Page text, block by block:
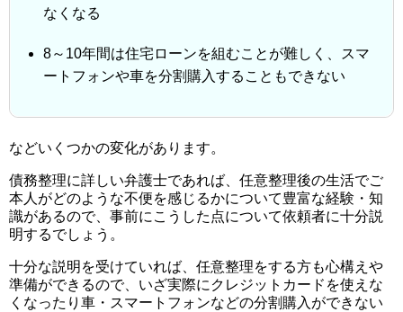
なくなる
8～10年間は住宅ローンを組むことが難しく、スマ
ートフォンや車を分割購入することもできない
などいくつかの変化があります。
債務整理に詳しい弁護士であれば、任意整理後の生活でご
本人がどのような不便を感じるかについて豊富な経験・知
識があるので、事前にこうした点について依頼者に十分説
明するでしょう。
十分な説明を受けていれば、任意整理をする方も心構えや
準備ができるので、いざ実際にクレジットカードを使えな
くなったり車・スマートフォンなどの分割購入ができない